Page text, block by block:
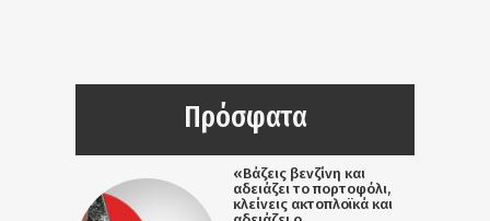
Πρόσφατα
«Βάζεις βενζίνη και
αδειάζει το πορτοφόλι,
κλείνεις ακτοπλοϊκά και